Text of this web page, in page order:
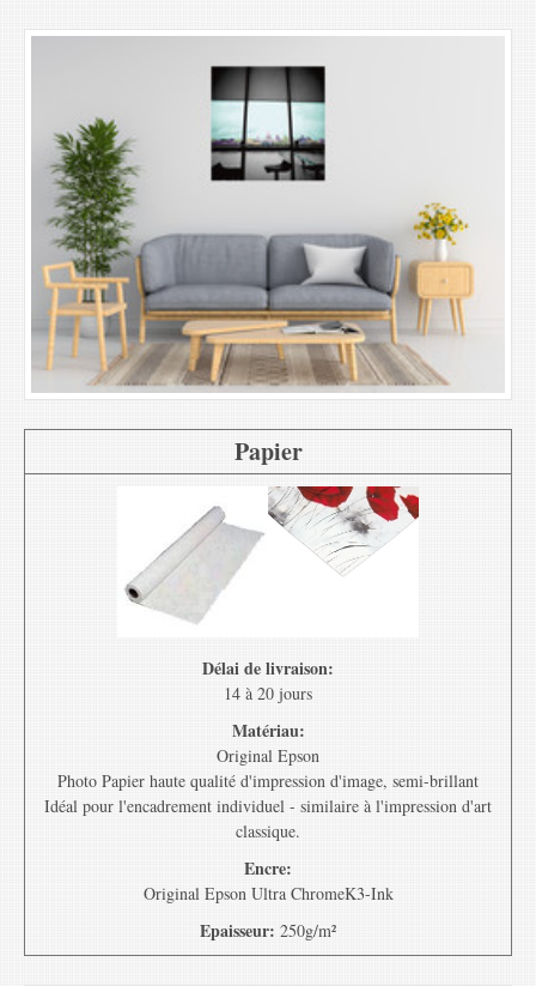
Papier
Délai de livraison:
14 à 20 jours
Matériau:
Original Epson
Photo Papier haute qualité d'impression d'image, semi-brillant
Idéal pour l'encadrement individuel - similaire à l'impression d'art
classique.
Encre:
Original Epson Ultra ChromeK3-Ink
Epaisseur: 250g/m²